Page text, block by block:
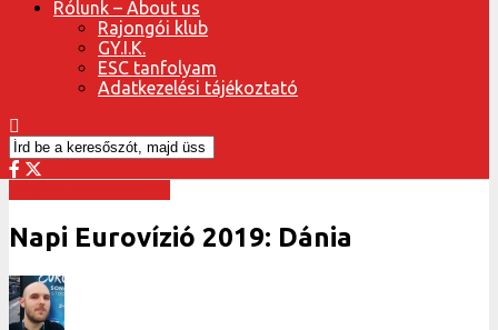
Rólunk – About us
Rajongói klub
GY.I.K.
ESC tanfolyam
Adatkezelési tájékoztató
Napi Eurovízió 2019: Dánia